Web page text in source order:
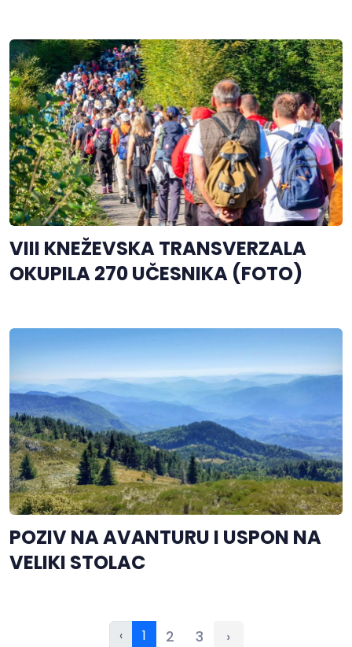
VIII KNEŽEVSKA TRANSVERZALA
OKUPILA 270 UČESNIKA (FOTO)
POZIV NA AVANTURU I USPON NA
VELIKI STOLAC
‹ 1 2 3 ›